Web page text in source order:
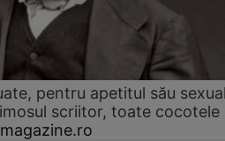
pentru apetitul său
scriitor, toate cocotele